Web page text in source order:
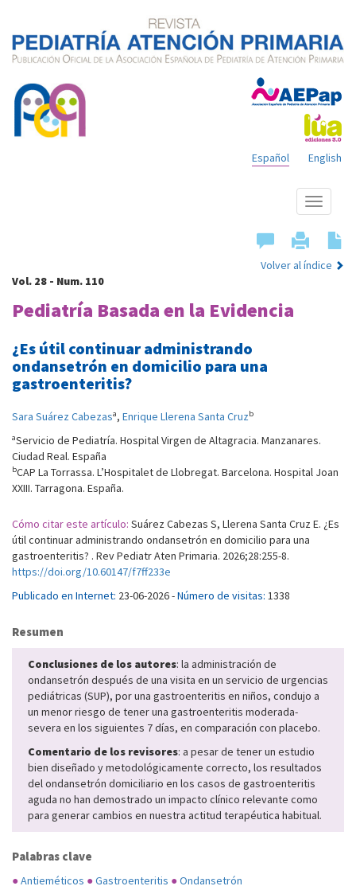
English
Español
Mostrar
menú
Volver al índice
Vol. 28 - Num. 110
Pediatría Basada en la Evidencia
¿Es útil continuar administrando
ondansetrón en domicilio para una
gastroenteritis?
Sara Suárez Cabezasa, Enrique Llerena Santa Cruzb
aServicio de Pediatría. Hospital Virgen de Altagracia. Manzanares.
Ciudad Real. España
bCAP La Torrassa. L’Hospitalet de Llobregat. Barcelona. Hospital Joan
XXIII. Tarragona. España.
Cómo citar este artículo: Suárez Cabezas S, Llerena Santa Cruz E. ¿Es
útil continuar administrando ondansetrón en domicilio para una
gastroenteritis? . Rev Pediatr Aten Primaria. 2026;28:255-8.
https://doi.org/10.60147/f7ff233e
Publicado en Internet: 23-06-2026 -Número de visitas: 1338
Resumen
Conclusiones de los autores: la administración de
ondansetrón después de una visita en un servicio de urgencias
pediátricas (SUP), por una gastroenteritis en niños, condujo a
un menor riesgo de tener una gastroenteritis moderada-
severa en los siguientes 7 días, en comparación con placebo.
Comentario de los revisores: a pesar de tener un estudio
bien diseñado y metodológicamente correcto, los resultados
del ondansetrón domiciliario en los casos de gastroenteritis
aguda no han demostrado un impacto clínico relevante como
para generar cambios en nuestra actitud terapéutica habitual.
Palabras clave
●Antieméticos ●Gastroenteritis ●Ondansetrón